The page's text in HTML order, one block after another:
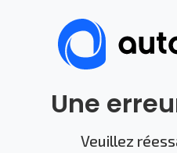
Une
Veuillez